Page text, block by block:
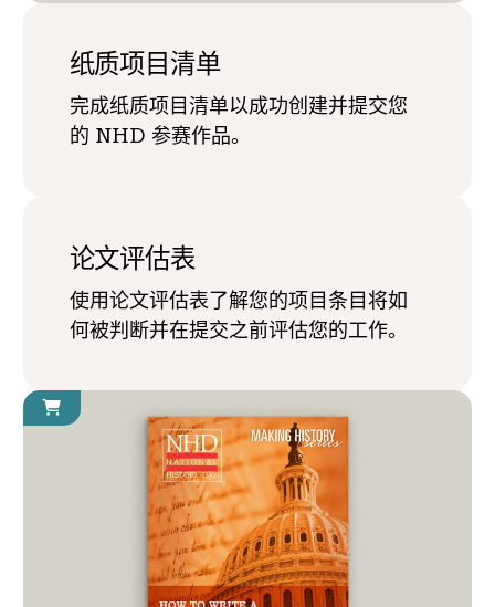
纸质项目清单
完成纸质项目清单以成功创建并提交您
的 NHD 参赛作品。
论文评估表
使用论文评估表了解您的项目条目将如
何被判断并在提交之前评估您的工作。